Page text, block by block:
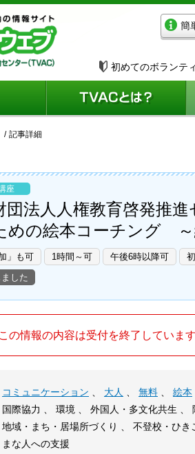
簡
初めてのボランテ
記事詳細
座
団法人人権教育啓発推進
めの絵本コーチング ～
」も可 1時間～可 午後6時以降可
した
の情報の内容は受付を終了していま
コミュニケーション 大人 無料 絵本
国際協力 、 環境 、 外国人・多文化共生 、
地域・まち・居場所づくり 、 不登校・ひ
まな人への支援